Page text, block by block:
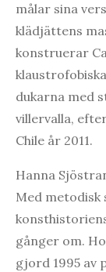
målar sina
klädjättens
konstruerar
dukarna med
villervalla,
Chile år 2011.
Hanna
Med metodisk
gånger om.
gjord 1995 av